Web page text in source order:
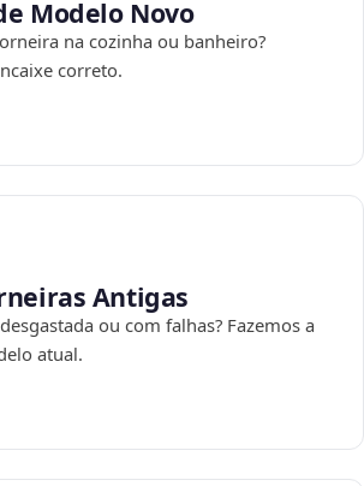
Modelo Novo
na cozinha ou banheiro?
correto.
Antigas
ou com falhas? Fazemos a
atual.